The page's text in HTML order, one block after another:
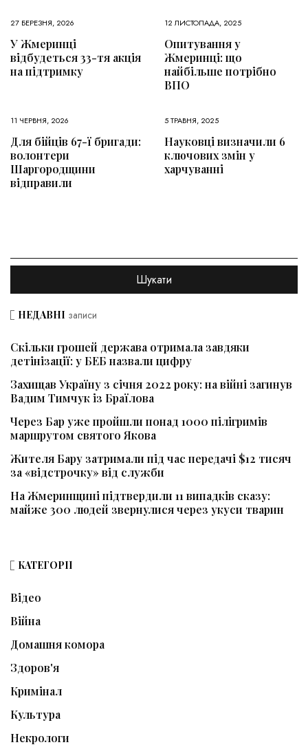
27 БЕРЕЗНЯ, 2026
У Жмеринці
відбудеться 33-тя акція
на підтримку
12 ЛИСТОПАДА, 2025
Опитування у
Жмеринці: що
найбільше потрібно
ВПО
11 ЧЕРВНЯ, 2026
Для бійців 67-ї бригади:
волонтери
Шаргородщини
відправили
5 ТРАВНЯ, 2025
Науковці визначили 6
ключових змін у
харчуванні
НЕДАВНІ записи
Скільки грошей держава отримала завдяки
детінізації: у БЕБ назвали цифру
Захищав Україну з січня 2022 року: на війні загинув
Вадим Тимчук із Браїлова
Через Бар уже пройшли понад 1000 пілігримів
маршрутом святого Якова
Жителя Бару затримали під час передачі $12 тисяч
за «відстрочку» від служби
На Жмеринщині підтвердили 11 випадків сказу:
майже 300 людей звернулися через укуси тварин
КАТЕГОРІЇ
Відео
Війна
Домашня комора
Здоров'я
Кримінал
Культура
Некрологи